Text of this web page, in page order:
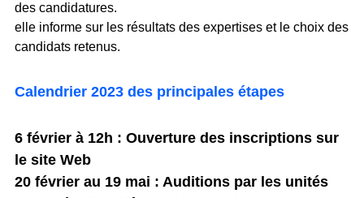
des candidatures.
elle informe sur les résultats des expertises et le choix des
candidats retenus.
Calendrier 2023 des principales étapes
6 février à 12h : Ouverture des inscriptions sur
le site Web
20 février au 19 mai : Auditions par les unités